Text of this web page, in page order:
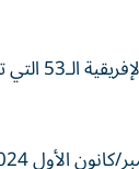
وبدأت الصين اعتباراً من أول مايو الجاري، تنفيذ سياسة موسعة